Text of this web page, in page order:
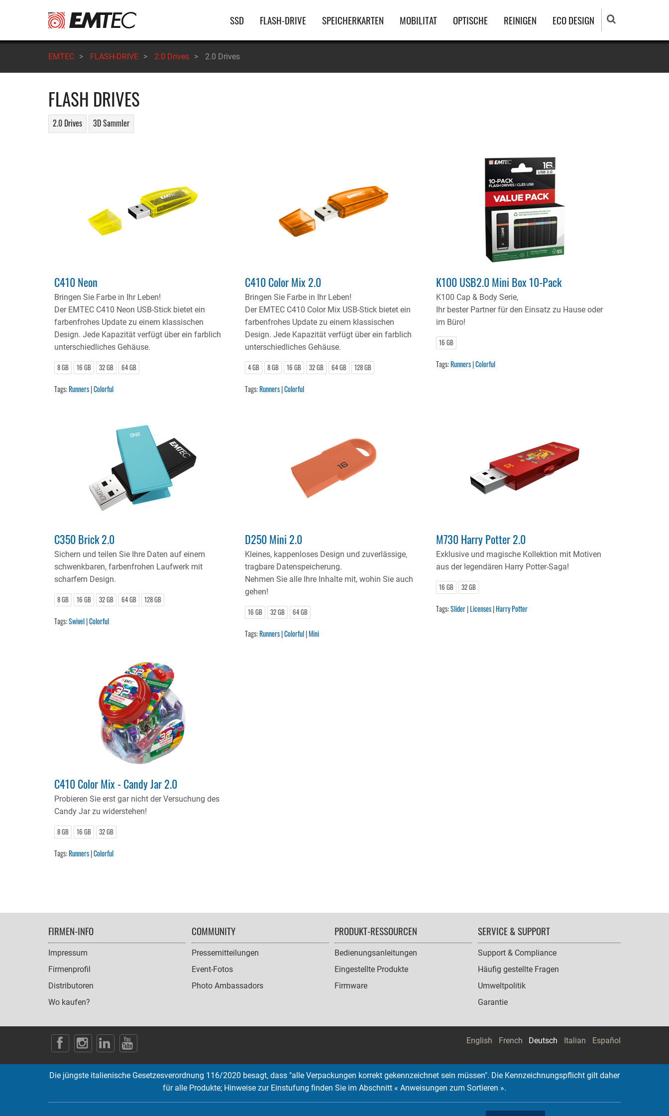
Hauptnavigation
SSD FLASH-DRIVE SPEICHERKARTEN MOBILITAT OPTISCHE REINIGEN ECO DESIGN
EMTEC > FLASH-DRIVE > 2.0 Drives > 2.0 Drives
FLASH DRIVES
2.0 Drives 3D Sammler
C410 Neon
Bringen Sie Farbe in Ihr Leben!
Der EMTEC C410 Neon USB-Stick bietet ein
farbenfrohes Update zu einem klassischen
Design. Jede Kapazität verfügt über ein farblich
unterschiedliches Gehäuse.
8 GB 16 GB 32 GB 64 GB
Tags:Runners|Colorful
C410 Color Mix 2.0
Bringen Sie Farbe in Ihr Leben!
Der EMTEC C410 Color Mix USB-Stick bietet ein
farbenfrohes Update zu einem klassischen
Design. Jede Kapazität verfügt über ein farblich
unterschiedliches Gehäuse.
4 GB 8 GB 16 GB 32 GB 64 GB 128 GB
Tags:Runners|Colorful
K100 USB2.0 Mini Box 10-Pack
K100 Cap & Body Serie,
Ihr bester Partner für den Einsatz zu Hause oder
im Büro!
16 GB
Tags:Runners|Colorful
C350 Brick 2.0
Sichern und teilen Sie Ihre Daten auf einem
schwenkbaren, farbenfrohen Laufwerk mit
scharfem Design.
8 GB 16 GB 32 GB 64 GB 128 GB
Tags:Swivel|Colorful
D250 Mini 2.0
Kleines, kappenloses Design und zuverlässige,
tragbare Datenspeicherung.
Nehmen Sie alle Ihre Inhalte mit, wohin Sie auch
gehen!
16 GB 32 GB 64 GB
Tags:Runners|Colorful|Mini
M730 Harry Potter 2.0
Exklusive und magische Kollektion mit Motiven
aus der legendären Harry Potter-Saga!
16 GB 32 GB
Tags:Slider|Licenses|Harry Potter
C410 Color Mix - Candy Jar 2.0
Probieren Sie erst gar nicht der Versuchung des
Candy Jar zu widerstehen!
8 GB 16 GB 32 GB
Tags:Runners|Colorful
FOOTER
NAVIGATION
FIRMEN-INFO
Impressum
Firmenprofil
Distributoren
Wo kaufen?
COMMUNITY
Pressemitteilungen
Event-Fotos
Photo Ambassadors
PRODUKT-RESSOURCEN
Bedienungsanleitungen
Eingestellte Produkte
Firmware
SERVICE & SUPPORT
Support & Compliance
Häufig gestellte Fragen
Umweltpolitik
Garantie
SOCIAL
English French Deutsch Italian Español
Copyright © 2026 EMTEC, All rights reserved.
Die jüngste italienische Gesetzesverordnung 116/2020 besagt, dass "alle Verpackungen korrekt gekennzeichnet sein müssen". Die Kennzeichnungspflicht gilt daher
für alle Produkte; Hinweise zur Einstufung finden Sie im Abschnitt « Anweisungen zum Sortieren ».